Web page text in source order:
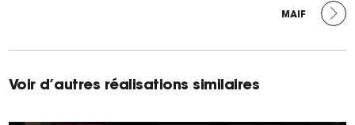
ARTICLE
SUIVANT :
MAIF
Voir d’autres réalisations similaires